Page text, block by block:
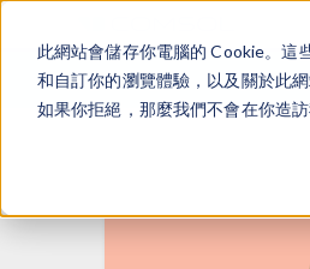
此網站會儲存你電腦的 Cookie。這
和自訂你的瀏覽體驗，以及關於此
如果你拒絕，那麼我們不會在你造